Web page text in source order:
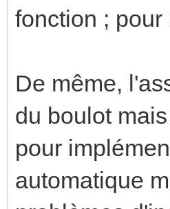
fonction ;
De même,
du boulot
pour
automatique